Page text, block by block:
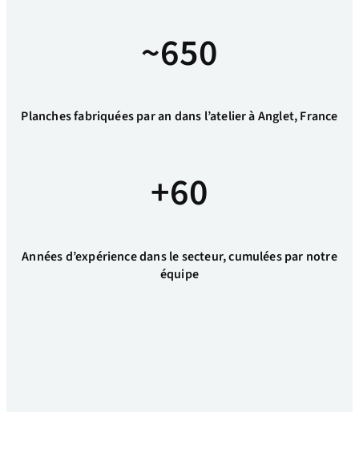
~650
Planches fabriquées par an dans l’atelier à Anglet, France
+60
Années d’expérience dans le secteur, cumulées par notre
équipe